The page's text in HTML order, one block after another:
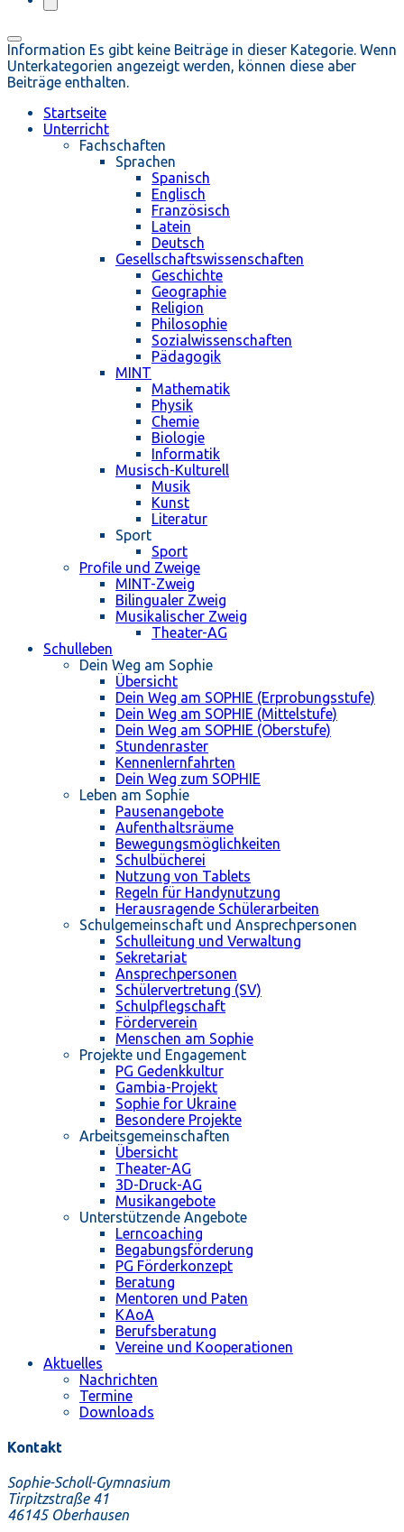
Information Es gibt keine Beiträge in dieser Kategorie. Wenn
Unterkategorien angezeigt werden, können diese aber
Beiträge enthalten.
Startseite
Unterricht
Fachschaften
Sprachen
Spanisch
Englisch
Französisch
Latein
Deutsch
Gesellschaftswissenschaften
Geschichte
Geographie
Religion
Philosophie
Sozialwissenschaften
Pädagogik
MINT
Mathematik
Physik
Chemie
Biologie
Informatik
Musisch-Kulturell
Musik
Kunst
Literatur
Sport
Sport
Profile und Zweige
MINT-Zweig
Bilingualer Zweig
Musikalischer Zweig
Theater-AG
Schulleben
Dein Weg am Sophie
Übersicht
Dein Weg am SOPHIE (Erprobungsstufe)
Dein Weg am SOPHIE (Mittelstufe)
Dein Weg am SOPHIE (Oberstufe)
Stundenraster
Kennenlernfahrten
Dein Weg zum SOPHIE
Leben am Sophie
Pausenangebote
Aufenthaltsräume
Bewegungsmöglichkeiten
Schulbücherei
Nutzung von Tablets
Regeln für Handynutzung
Herausragende Schülerarbeiten
Schulgemeinschaft und Ansprechpersonen
Schulleitung und Verwaltung
Sekretariat
Ansprechpersonen
Schülervertretung (SV)
Schulpflegschaft
Förderverein
Menschen am Sophie
Projekte und Engagement
PG Gedenkkultur
Gambia-Projekt
Sophie for Ukraine
Besondere Projekte
Arbeitsgemeinschaften
Übersicht
Theater-AG
3D-Druck-AG
Musikangebote
Unterstützende Angebote
Lerncoaching
Begabungsförderung
PG Förderkonzept
Beratung
Mentoren und Paten
KAoA
Berufsberatung
Vereine und Kooperationen
Aktuelles
Nachrichten
Termine
Downloads
Kontakt
Sophie-Scholl-Gymnasium
Tirpitzstraße 41
46145 Oberhausen